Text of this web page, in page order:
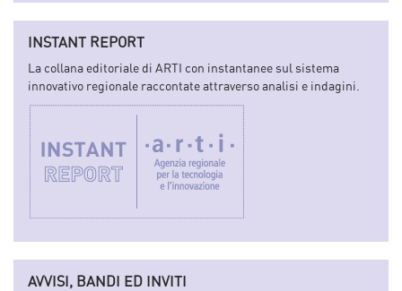
INSTANT REPORT
La collana editoriale di ARTI con instantanee sul sistema
innovativo regionale raccontate attraverso analisi e indagini.
AVVISI, BANDI ED INVITI